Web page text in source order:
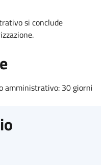
si conclude
amministrativo: 30 giorni